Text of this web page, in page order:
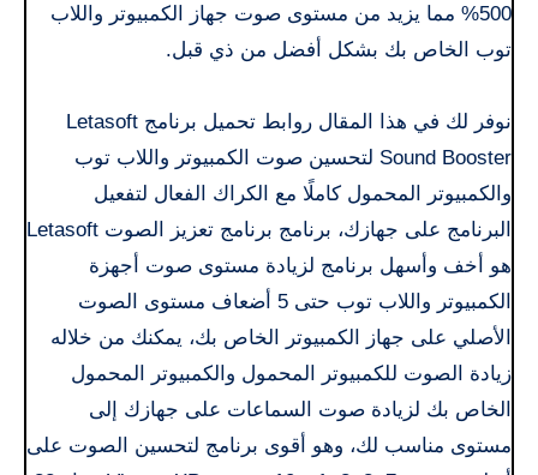
500% مما يزيد من مستوى صوت جهاز الكمبيوتر واللاب
توب الخاص بك بشكل أفضل من ذي قبل.
نوفر لك في هذا المقال روابط تحميل برنامج Letasoft
Sound Booster لتحسين صوت الكمبيوتر واللاب توب
والكمبيوتر المحمول كاملًا مع الكراك الفعال لتفعيل
البرنامج على جهازك، برنامج برنامج تعزيز الصوت Letasoft
هو أخف وأسهل برنامج لزيادة مستوى صوت أجهزة
الكمبيوتر واللاب توب حتى 5 أضعاف مستوى الصوت
الأصلي على جهاز الكمبيوتر الخاص بك، يمكنك من خلاله
زيادة الصوت للكمبيوتر المحمول والكمبيوتر المحمول
الخاص بك لزيادة صوت السماعات على جهازك إلى
مستوى مناسب لك، وهو أقوى برنامج لتحسين الصوت على